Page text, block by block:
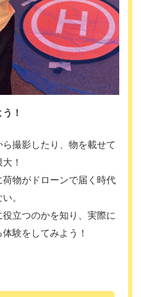
！
撮影したり、物を載せて
！
物がドローンで届く時代
。
立つのかを知り、実際に
験をしてみよう！